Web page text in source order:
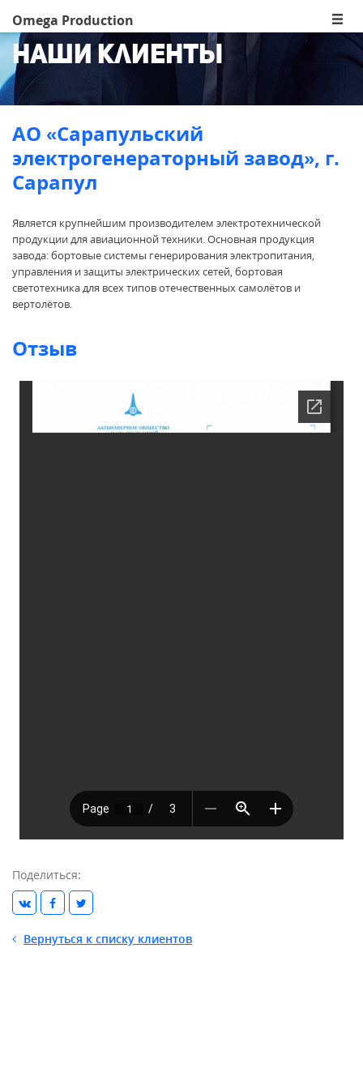
Omega Production
Наши клиенты
АО «Сарапульский
электрогенераторный завод», г.
Сарапул
Является крупнейшим производителем электротехнической
продукции для авиационной техники. Основная продукция
завода: бортовые системы генерирования электропитания,
управления и защиты электрических сетей, бортовая
светотехника для всех типов отечественных самолётов и
вертолётов.
Отзыв
Поделиться:
Вернуться к списку клиентов